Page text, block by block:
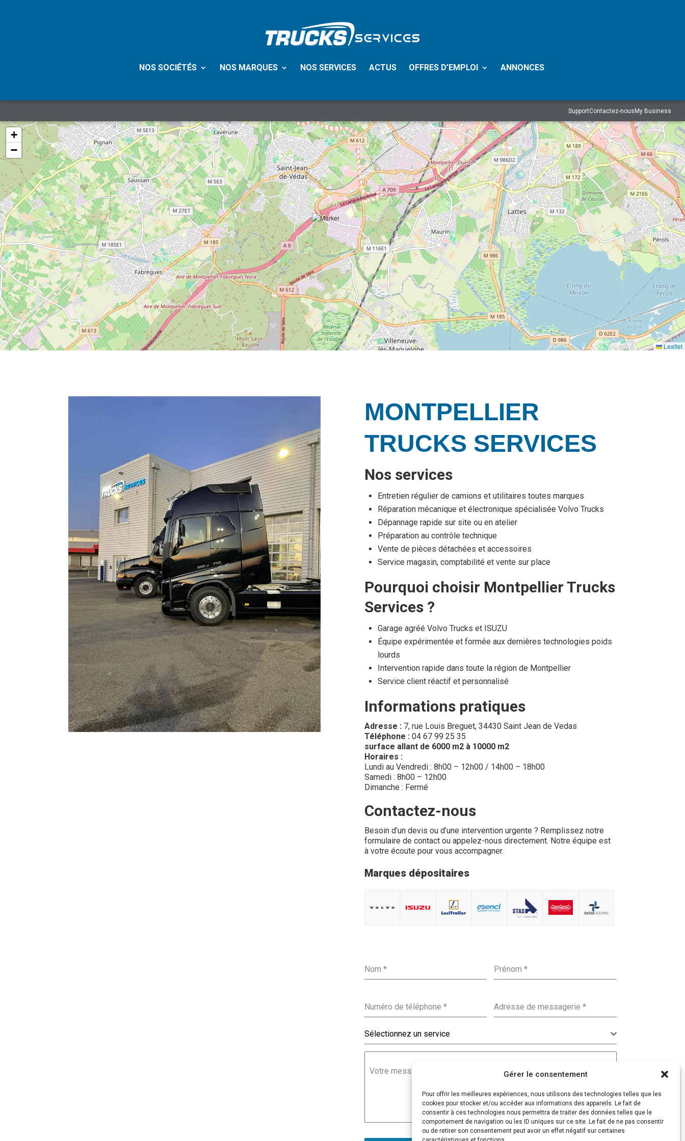
Gérer le consentement
Pour offrir les meilleures expériences, nous utilisons des technologies telles que les
cookies pour stocker et/ou accéder aux informations des appareils. Le fait de
consentir à ces technologies nous permettra de traiter des données telles que le
comportement de navigation ou les ID uniques sur ce site. Le fait de ne pas consentir
ou de retirer son consentement peut avoir un effet négatif sur certaines
NOS SOCIÉTÉS NOS MARQUES NOS SERVICES ACTUS OFFRES D’EMPLOI ANNONCES
SupportContactez-nousMy Business
+
−
Leaflet
MONTPELLIER
TRUCKS SERVICES
Nos services
Entretien régulier de camions et utilitaires toutes marques
Réparation mécanique et électronique spécialisée Volvo Trucks
Dépannage rapide sur site ou en atelier
Préparation au contrôle technique
Vente de pièces détachées et accessoires
Service magasin, comptabilité et vente sur place
Pourquoi choisir Montpellier Trucks
Services ?
Garage agréé Volvo Trucks et ISUZU
Équipe expérimentée et formée aux dernières technologies poids
lourds
Intervention rapide dans toute la région de Montpellier
Service client réactif et personnalisé
Informations pratiques
Adresse :7, rue Louis Breguet, 34430 Saint Jean de Vedas
Téléphone :04 67 99 25 35
surface allant de 6000 m2 à 10000 m2
Horaires :
Lundi au Vendredi : 8h00 – 12h00 / 14h00 – 18h00
Samedi : 8h00 – 12h00
Dimanche : Fermé
Contactez-nous
Besoin d’un devis ou d’une intervention urgente ? Remplissez notre
formulaire de contact ou appelez-nous directement. Notre équipe est
à votre écoute pour vous accompagner.
Marques dépositaires
Nom * Prénom*
Numéro de téléphone * Adresse de messagerie*
Sélectionnez un service
Votre message